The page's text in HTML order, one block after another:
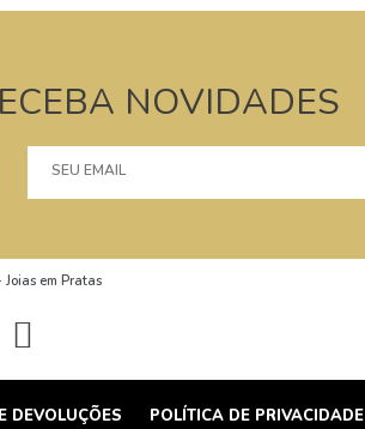
NOVIDADES
DEVOLUÇÕES POLÍTICA DE PRIVACIDADE